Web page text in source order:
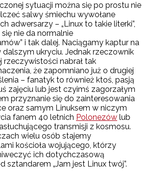
sytuacji można się po prostu nie
salwy śmiechu wywołane
adwersarzy – „Linux to takie literki”,
się nie da normalnie
i tak dalej. Naciągamy kaptur na
ukryciu. Jednak rzeczownik
rzeczywistości nabrał tak
że zapomniano już o drugiej
– fanatyk to również ktoś, pasją
zajęciu lub jest czyimś zagorzałym
przyznanie się do zainteresowania
oraz samym Linuksem w niczym
fanem 40 letnich Polonezów lub
transmisji z kosmosu.
wielu osób stajemy
kościoła wojującego, którzy
ich dotychczasową
sztandarem „Jam jest Linux twój”.